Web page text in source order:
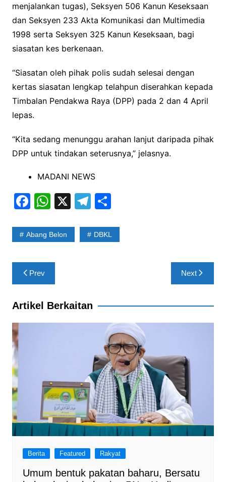
menjalankan tugas), Seksyen 506 Kanun Keseksaan
dan Seksyen 233 Akta Komunikasi dan Multimedia
1998 serta Seksyen 325 Kanun Keseksaan, bagi
siasatan kes berkenaan.
“Siasatan oleh pihak polis sudah selesai dengan
kertas siasatan lengkap telahpun diserahkan kepada
Timbalan Pendakwa Raya (DPP) pada 2 dan 4 April
lepas.
“Kita sedang menunggu arahan lanjut daripada pihak
DPP untuk tindakan seterusnya,” jelasnya.
MADANI NEWS
F
c
b
o
o
k
W
at
A
p
p
X T
e
S
ar
Abang Belon DBKL
Post
navigation
Prev Next
Artikel Berkaitan
Berita Featured Rakyat
Umum bentuk pakatan baharu, Bersatu